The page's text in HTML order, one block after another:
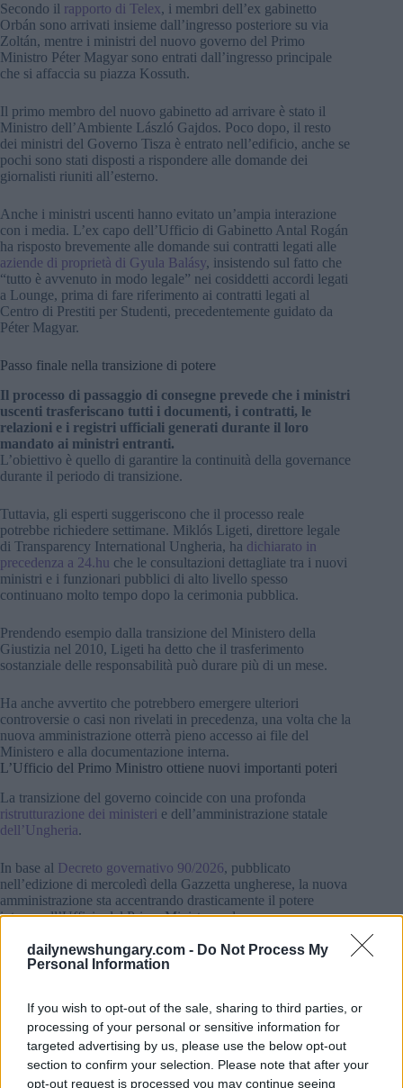
dailynewshungary.com - Do Not Process My
Personal Information
If you wish to opt-out of the sale, sharing to third parties, or
processing of your personal or sensitive information for
targeted advertising by us, please use the below opt-out
section to confirm your selection. Please note that after your
opt-out request is processed you may continue seeing
Secondo il rapporto di Telex, i membri dell’ex gabinetto
Orbán sono arrivati insieme dall’ingresso posteriore su via
Zoltán, mentre i ministri del nuovo governo del Primo
Ministro Péter Magyar sono entrati dall’ingresso principale
che si affaccia su piazza Kossuth.
Il primo membro del nuovo gabinetto ad arrivare è stato il
Ministro dell’Ambiente László Gajdos. Poco dopo, il resto
dei ministri del Governo Tisza è entrato nell’edificio, anche se
pochi sono stati disposti a rispondere alle domande dei
giornalisti riuniti all’esterno.
Anche i ministri uscenti hanno evitato un’ampia interazione
con i media. L’ex capo dell’Ufficio di Gabinetto Antal Rogán
ha risposto brevemente alle domande sui contratti legati alle
aziende di proprietà di Gyula Balásy, insistendo sul fatto che
“tutto è avvenuto in modo legale” nei cosiddetti accordi legati
a Lounge, prima di fare riferimento ai contratti legati al
Centro di Prestiti per Studenti, precedentemente guidato da
Péter Magyar.
Passo finale nella transizione di potere
Il processo di passaggio di consegne prevede che i ministri
uscenti trasferiscano tutti i documenti, i contratti, le
relazioni e i registri ufficiali generati durante il loro
mandato ai ministri entranti.
L’obiettivo è quello di garantire la continuità della governance
durante il periodo di transizione.
Tuttavia, gli esperti suggeriscono che il processo reale
potrebbe richiedere settimane. Miklós Ligeti, direttore legale
di Transparency International Ungheria, ha dichiarato in
precedenza a 24.hu che le consultazioni dettagliate tra i nuovi
ministri e i funzionari pubblici di alto livello spesso
continuano molto tempo dopo la cerimonia pubblica.
Prendendo esempio dalla transizione del Ministero della
Giustizia nel 2010, Ligeti ha detto che il trasferimento
sostanziale delle responsabilità può durare più di un mese.
Ha anche avvertito che potrebbero emergere ulteriori
controversie o casi non rivelati in precedenza, una volta che la
nuova amministrazione otterrà pieno accesso ai file del
Ministero e alla documentazione interna.
L’Ufficio del Primo Ministro ottiene nuovi importanti poteri
La transizione del governo coincide con una profonda
ristrutturazione dei ministeri e dell’amministrazione statale
dell’Ungheria.
In base al Decreto governativo 90/2026, pubblicato
nell’edizione di mercoledì della Gazzetta ungherese, la nuova
amministrazione sta accentrando drasticamente il potere
intorno all’Ufficio del Primo Ministro e al suo nuovo capo,
Il decreto conferisce a Ruff un’ampia autorità in materia di
comunicazioni governative, pianificazione strategica e
coordinamento delle politiche sociali. Il suo ufficio
supervisionerà anche la Rappresentanza permanente
dell’Ungheria a Bruxelles e coordinerà le posizioni assunte
durante i negoziati con l’UE.